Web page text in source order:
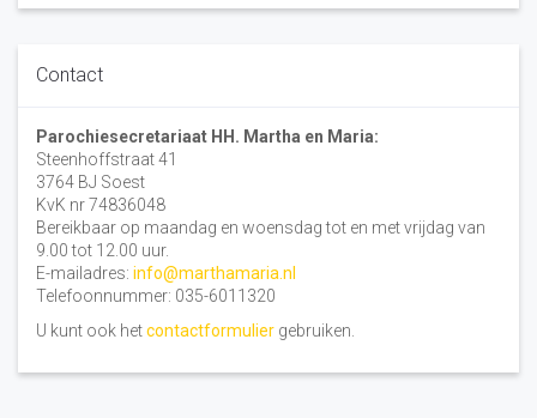
Contact
Parochiesecretariaat HH. Martha en Maria:
Steenhoffstraat 41
3764 BJ Soest
KvK nr 74836048
Bereikbaar op maandag en woensdag tot en met vrijdag van
9.00 tot 12.00 uur.
E-mailadres: info@marthamaria.nl
Telefoonnummer: 035-6011320
U kunt ook hetcontactformulier gebruiken.